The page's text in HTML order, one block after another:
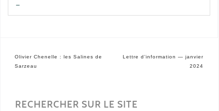
—
Navigation
de
Olivier Chenelle : les Salines de
Sarzeau
Lettre d’information — janvier
2024
RECHERCHER SUR LE SITE